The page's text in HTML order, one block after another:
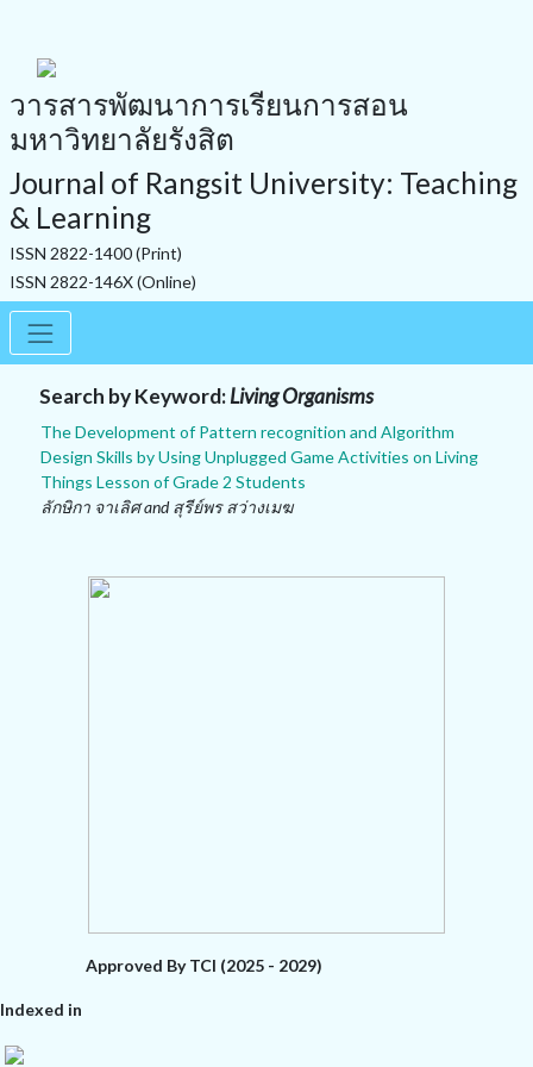
วารสารพัฒนาการเรียนการสอน
มหาวิทยาลัยรังสิต
Journal of Rangsit University: Teaching
& Learning
ISSN 2822-1400 (Print)
ISSN 2822-146X (Online)
Search by Keyword:Living Organisms
The Development of Pattern recognition and Algorithm
Design Skills by Using Unplugged Game Activities on Living
Things Lesson of Grade 2 Students
ลักษิกา จาเลิศ and สุรีย์พร สว่างเมฆ
Approved By TCI (2025 - 2029)
Indexed in